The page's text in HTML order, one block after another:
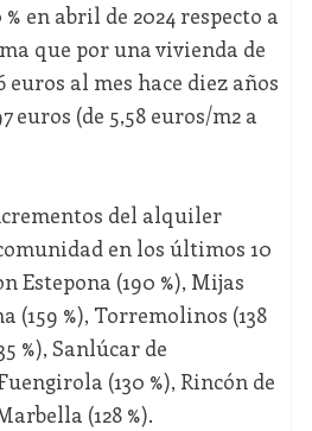
en abril de 2024 respecto a
que por una vivienda de
euros al mes hace diez años
euros (de 5,58 euros/m2 a
del alquiler
en los últimos 10
Estepona (190 %), Mijas
(159 %), Torremolinos (138
%), Sanlúcar de
(130 %), Rincón de
(128 %).